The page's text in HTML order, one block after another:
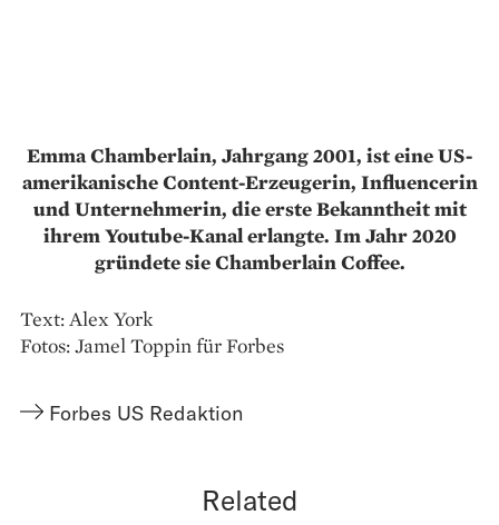
Emma Chamberlain, Jahrgang 2001, ist eine US-
amerikanische Content-Erzeugerin, Influencerin
und Unternehmerin, die erste Bekanntheit mit
ihrem Youtube-Kanal erlangte. Im Jahr 2020
gründete sie Chamberlain Coffee.
Text: Alex York
Fotos: Jamel Toppin für Forbes
Forbes US Redaktion
Related